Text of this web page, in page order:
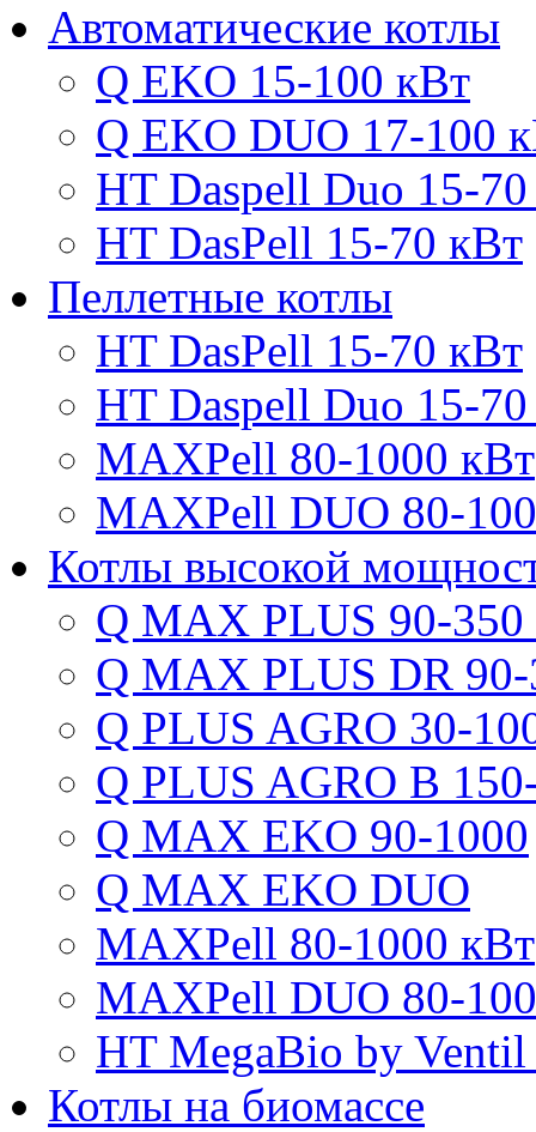
Автоматические котлы
Q EKO 15-100 кВт
Q EKO DUO 17-100
HT Daspell Duo 15-
HT DasPell 15-70 кВт
Пеллетные котлы
HT DasPell 15-70 кВт
HT Daspell Duo 15-
MAXPell 80-1000 кВт
MAXPell DUO 80-
Котлы высокой
Q MAX PLUS 90-350
Q MAX PLUS DR
Q PLUS AGRO 30-
Q PLUS AGRO B
Q MAX EKO 90-1000
Q MAX EKO DUO
MAXPell 80-1000 кВт
MAXPell DUO 80-
HT MegaBio by
Котлы на биомассе